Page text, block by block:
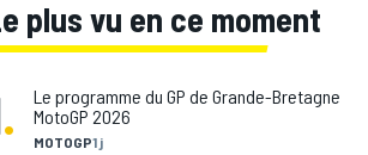
plus vu en ce moment
. MOTOGP1 j
Le programme du GP de Grande-Bretagne
MotoGP 2026